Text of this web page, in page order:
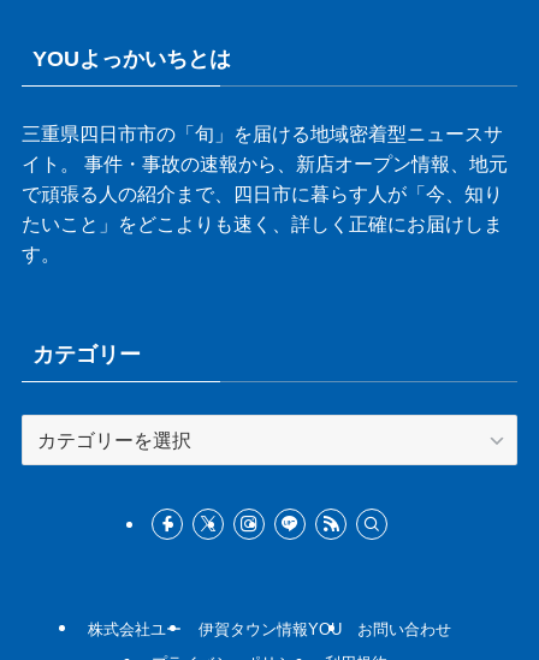
YOUよっかいちとは
三重県四日市市の「旬」を届ける地域密着型ニュースサ
イト。 事件・事故の速報から、新店オープン情報、地元
で頑張る人の紹介まで、四日市に暮らす人が「今、知り
たいこと」をどこよりも速く、詳しく正確にお届けしま
す。
カテゴリー
テ
株式会社ユー 伊賀タウン情報YOU
お問い合わせ